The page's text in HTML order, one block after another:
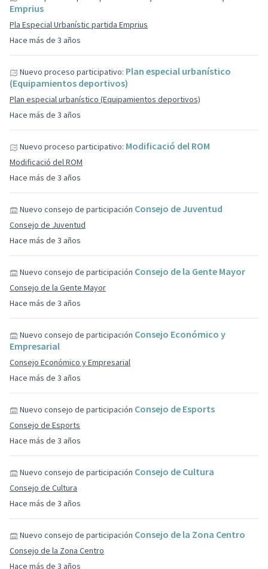
Hace más de 3 años
Emprius
Pla Especial Urbanístic partida Emprius
Hace más de 3 años
Nuevo proceso participativo: Plan especial urbanístico
(Equipamientos deportivos)
Plan especial urbanístico (Equipamientos deportivos)
Hace más de 3 años
Nuevo proceso participativo: Modificació del ROM
Modificació del ROM
Hace más de 3 años
Nuevo consejo de participación Consejo de Juventud
Consejo de Juventud
Hace más de 3 años
Nuevo consejo de participación Consejo de la Gente Mayor
Consejo de la Gente Mayor
Hace más de 3 años
Nuevo consejo de participación Consejo Económico y
Empresarial
Consejo Económico y Empresarial
Hace más de 3 años
Nuevo consejo de participación Consejo de Esports
Consejo de Esports
Hace más de 3 años
Nuevo consejo de participación Consejo de Cultura
Consejo de Cultura
Hace más de 3 años
Nuevo consejo de participación Consejo de la Zona Centro
Consejo de la Zona Centro